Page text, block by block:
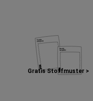
Gratis Stoffmuster >